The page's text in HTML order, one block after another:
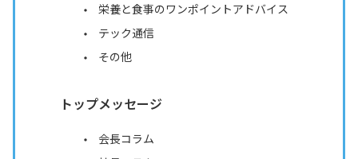
栄養と食事のワンポイントアドバイス
テック通信
その他
トップメッセージ
会長コラム